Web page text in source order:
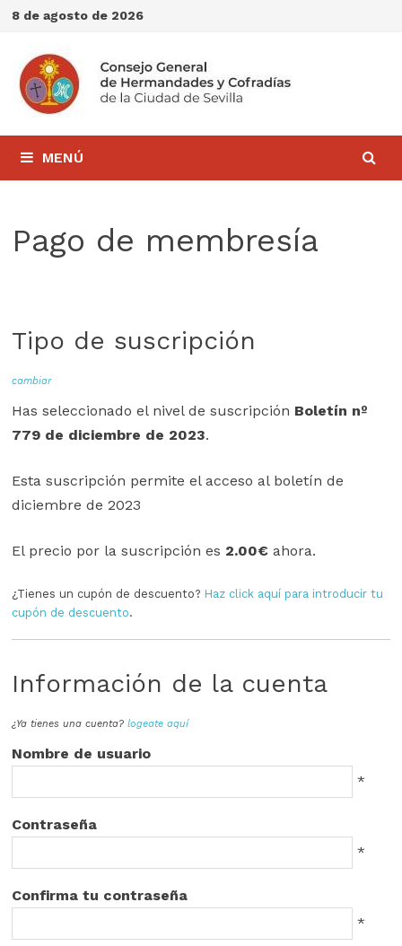
Saltar
contenido
8 de agosto de 2026
MENÚ
Pago de membresía
Tipo de suscripción
cambiar
Has seleccionado el nivel de suscripción Boletín nº
779 de diciembre de 2023.
Esta suscripción permite el acceso al boletín de
diciembre de 2023
El precio por la suscripción es 2.00€ahora.
¿Tienes un cupón de descuento? Haz click aquí para introducir tu
cupón de descuento.
Información de la cuenta
¿Ya tienes una cuenta? logeate aquí
Nombre de usuario
*
Contraseña
*
Confirma tu contraseña
*